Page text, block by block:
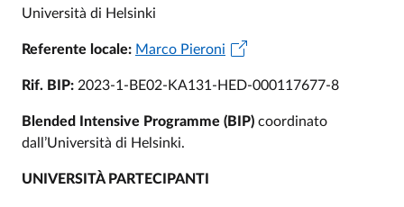
Università di Helsinki
Referente locale: Marco Pieroni
Rif. BIP: 2023-1-BE02-KA131-HED-000117677-8
Blended Intensive Programme (BIP) coordinato
dall’Università di Helsinki.
UNIVERSITÀ PARTECIPANTI